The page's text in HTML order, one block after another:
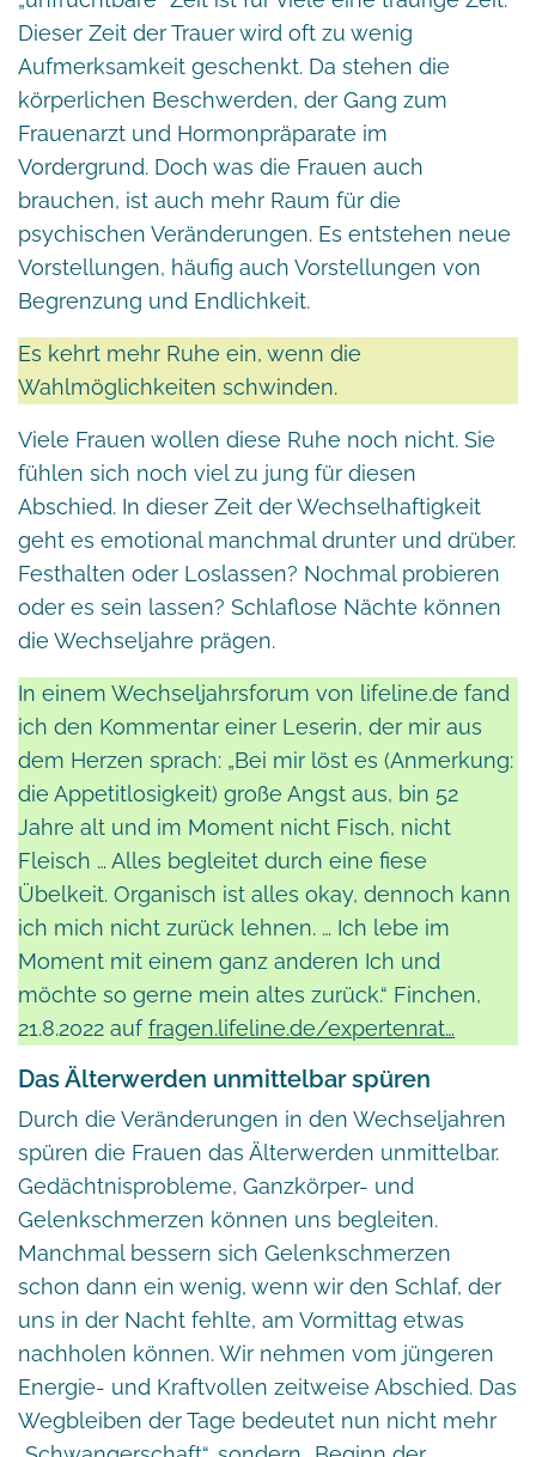
Dieser Zeit der Trauer wird oft zu wenig
Aufmerksamkeit geschenkt. Da stehen die
körperlichen Beschwerden, der Gang zum
Frauenarzt und Hormonpräparate im
Vordergrund. Doch was die Frauen auch
brauchen, ist auch mehr Raum für die
psychischen Veränderungen. Es entstehen neue
Vorstellungen, häufig auch Vorstellungen von
Begrenzung und Endlichkeit.
Es kehrt mehr Ruhe ein, wenn die
Wahlmöglichkeiten schwinden.
Viele Frauen wollen diese Ruhe noch nicht. Sie
fühlen sich noch viel zu jung für diesen
Abschied. In dieser Zeit der Wechselhaftigkeit
geht es emotional manchmal drunter und drüber.
Festhalten oder Loslassen? Nochmal probieren
oder es sein lassen? Schlaflose Nächte können
die Wechseljahre prägen.
In einem Wechseljahrsforum von lifeline.de fand
ich den Kommentar einer Leserin, der mir aus
dem Herzen sprach: „Bei mir löst es (Anmerkung:
die Appetitlosigkeit) große Angst aus, bin 52
Jahre alt und im Moment nicht Fisch, nicht
Fleisch … Alles begleitet durch eine fiese
Übelkeit. Organisch ist alles okay, dennoch kann
ich mich nicht zurück lehnen. … Ich lebe im
Moment mit einem ganz anderen Ich und
möchte so gerne mein altes zurück.“ Finchen,
21.8.2022 auffragen.lifeline.de/expertenrat…
Das Älterwerden unmittelbar spüren
Durch die Veränderungen in den Wechseljahren
spüren die Frauen das Älterwerden unmittelbar.
Gedächtnisprobleme, Ganzkörper- und
Gelenkschmerzen können uns begleiten.
Manchmal bessern sich Gelenkschmerzen
schon dann ein wenig, wenn wir den Schlaf, der
uns in der Nacht fehlte, am Vormittag etwas
nachholen können. Wir nehmen vom jüngeren
Energie- und Kraftvollen zeitweise Abschied. Das
Wegbleiben der Tage bedeutet nun nicht mehr